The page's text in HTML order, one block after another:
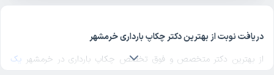
دریافت نوبت از بهترین دکتر چکاپ بارداری خرمشهر
از بهترین دکتر متخصص و فوق تخصص چکاپ بارداری در خرمشهر یک